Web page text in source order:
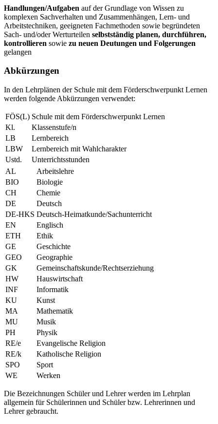
Handlungen/Aufgaben auf der Grundlage von Wissen zu
komplexen Sachverhalten und Zusammenhängen, Lern- und
Arbeitstechniken, geeigneten Fachmethoden sowie begründeten
Sach- und/oder Werturteilen selbstständig planen, durchführen,
kontrollieren sowie zu neuen Deutungen und Folgerungen
gelangen
Abkürzungen
In den Lehrplänen der Schule mit dem Förderschwerpunkt Lernen
werden folgende Abkürzungen verwendet:
FÖS(L) Schule mit dem Förderschwerpunkt Lernen
Kl.
Klassenstufe/n
LB
Lernbereich
LBW
Lernbereich mit Wahlcharakter
Ustd.
Unterrichtsstunden
AL
Arbeitslehre
BIO
Biologie
CH
Chemie
DE
Deutsch
DE-HKS Deutsch-Heimatkunde/Sachunterricht
EN
Englisch
ETH
Ethik
GE
Geschichte
GEO
Geographie
GK
Gemeinschaftskunde/Rechtserziehung
HW
Hauswirtschaft
INF
Informatik
KU
Kunst
MA
Mathematik
MU
Musik
PH
Physik
RE/e
Evangelische Religion
RE/k
Katholische Religion
SPO
Sport
WE
Werken
Die Bezeichnungen Schüler und Lehrer werden im Lehrplan
allgemein für Schülerinnen und Schüler bzw. Lehrerinnen und
Lehrer gebraucht.